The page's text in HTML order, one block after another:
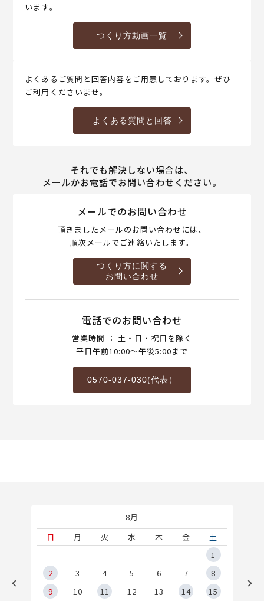
います。
つくり方動画一覧
よくあるご質問と回答内容をご用意しております。ぜひ
ご利用くださいませ。
よくある質問と回答
それでも解決しない場合は、
メールかお電話でお問い合わせください。
メールでのお問い合わせ
頂きましたメールのお問い合わせには、
順次メールでご連絡いたします。
つくり方に関する
お問い合わせ
電話でのお問い合わせ
営業時間 ： 土・日・祝日を除く
平日午前10:00～午後5:00まで
0570-037-030(代表）
8月
日
月 火 水 木 金
土
1
2
3 4 5 6 7
8
9
10 11 12 13 14
15